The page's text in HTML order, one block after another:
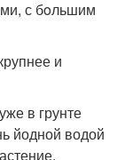
с бoльшим
и
в грунте
йодной водой